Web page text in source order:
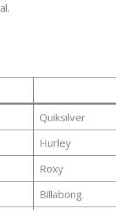
Quiksilver
Hurley
Roxy
Billabong